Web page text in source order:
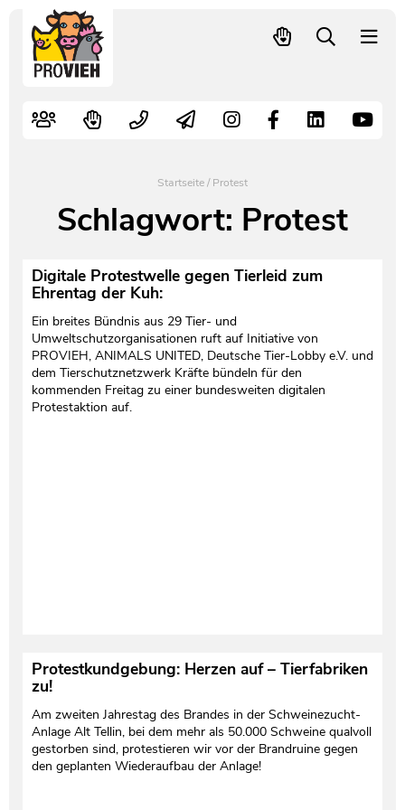
Schnellwahl
Startseite/Protest
Schlagwort: Protest
Digitale Protestwelle gegen Tierleid zum
Ehrentag der Kuh:
Ein breites Bündnis aus 29 Tier- und
Umweltschutzorganisationen ruft auf Initiative von
PROVIEH, ANIMALS UNITED, Deutsche Tier-Lobby e.V. und
dem Tierschutznetzwerk Kräfte bündeln für den
kommenden Freitag zu einer bundesweiten digitalen
Protestaktion auf.
Protestkundgebung: Herzen auf – Tierfabriken
zu!
Am zweiten Jahrestag des Brandes in der Schweinezucht-
Anlage Alt Tellin, bei dem mehr als 50.000 Schweine qualvoll
gestorben sind, protestieren wir vor der Brandruine gegen
den geplanten Wiederaufbau der Anlage!
Nutztiere
Alte Nutztierrassen
Video- und Audiothek
Kampagnen
Fachliche Arbeit
Verbraucherinfos
Mitglied werden – langfristig helfen
Spenden
Freiwille Beitragserhöhung
Aktiv werden
Shop
Geldauflagen
Kontakt
Leitbild
Satzung
Jahresberichte
Vereinsgründung
Pressekontakt
Newsletter
Pressespiegel
Pressematerial
PROVIEH in Zahlen